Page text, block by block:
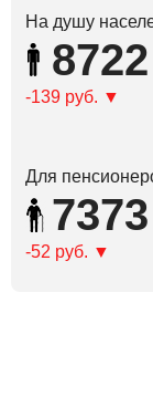
На душу
8722
-139 руб.
Для
7373
-52 руб.